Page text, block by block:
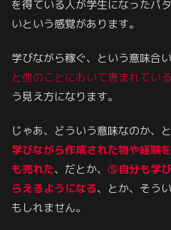
を得ている人が学生になったパ
いという感覚があります。
学びながら稼ぐ、という意味合
と他のことにおいて恵まれてい
う見え方になります。
じゃあ、どういう意味なのか、
学びながら作成された物や経験
も売れた、だとか、 ⑤自分も学
らえるようになる、とか、そう
もしれません。